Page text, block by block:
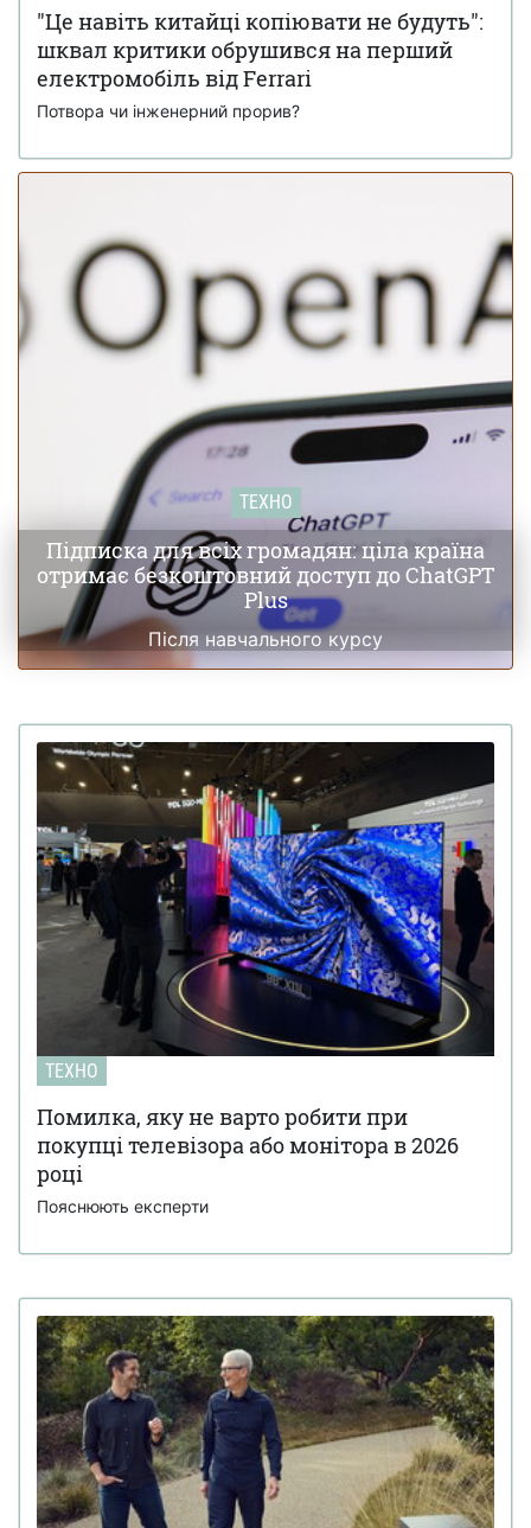
18 листопада 17:34 Кінець епохи: Ford Focus зняли з
виробництва після 27 років на ринку (фото)
"Це навіть китайці копіювати не будуть":
шквал критики обрушився на перший
електромобіль від Ferrari
Потвора чи інженерний прорив?
ТЕХНО
Підписка для всіх громадян: ціла країна
отримає безкоштовний доступ до ChatGPT
Plus
Після навчального курсу
ТЕХНО
Помилка, яку не варто робити при
покупці телевізора або монітора в 2026
році
Пояснюють експерти